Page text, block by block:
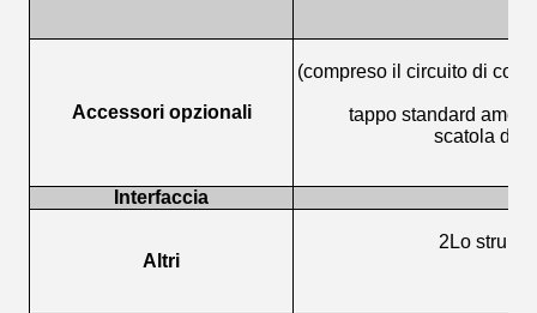
Accessori opzionali
(compreso il circuito di
tappo standard
scatola di
Interfaccia
Altri
2Lo